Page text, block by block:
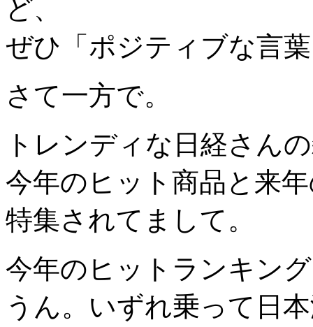
ど、
ぜひ「ポジティブな言
さて一方で。
トレンディな日経さん
今年のヒット商品と来
特集されてまして。
今年のヒットランキン
うん。いずれ乗って日